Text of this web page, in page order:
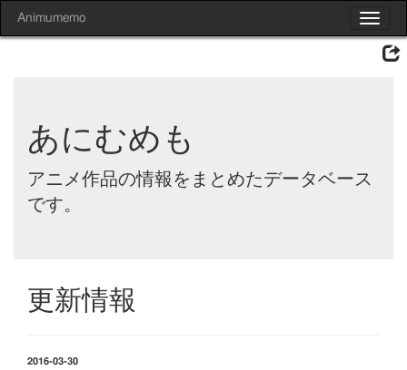
Toggle
Animumemo
あにむめも
アニメ作品の情報をまとめたデータベース
です。
更新情報
2016-03-30